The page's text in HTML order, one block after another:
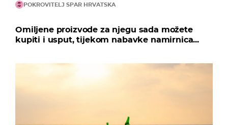
POKROVITELJ SPAR HRVATSKA
Omiljene proizvode za njegu sada možete
kupiti i usput, tijekom nabavke namirnica...